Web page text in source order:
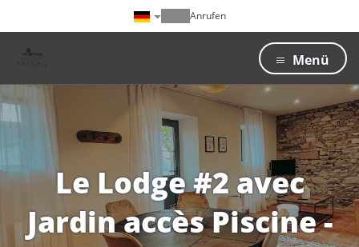
Anrufen
Menü
Le Lodge #2 avec
Jardin accès Piscine -